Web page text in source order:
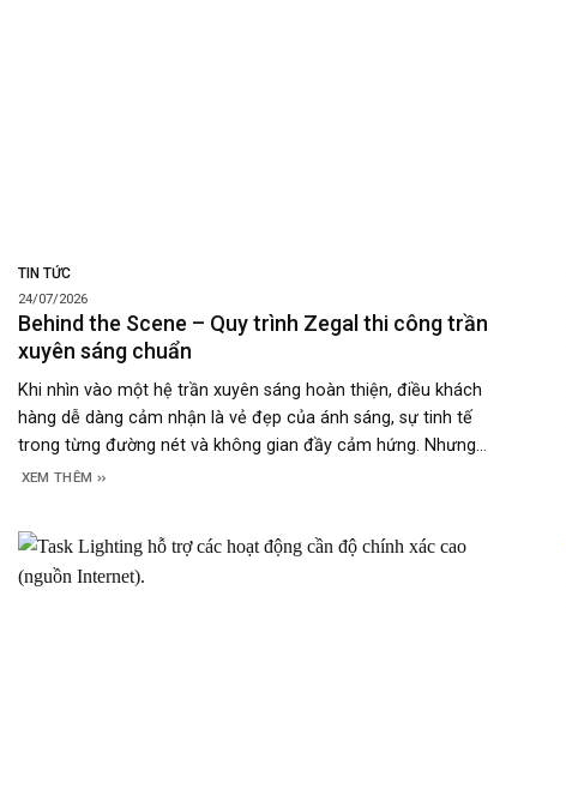
TIN TỨC
24/07/2026
Behind the Scene – Quy trình Zegal thi công trần
xuyên sáng chuẩn
Khi nhìn vào một hệ trần xuyên sáng hoàn thiện, điều khách
hàng dễ dàng cảm nhận là vẻ đẹp của ánh sáng, sự tinh tế
trong từng đường nét và không gian đầy cảm hứng. Nhưng
phía sau thành quả ấy là cả một quy trình kỹ thuật được thực
XEM THÊM